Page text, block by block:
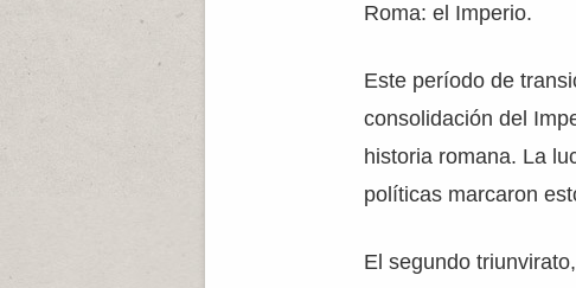
Roma: el Imperio.
Este período de
consolidación del
historia romana. La
políticas marcaron
El segundo